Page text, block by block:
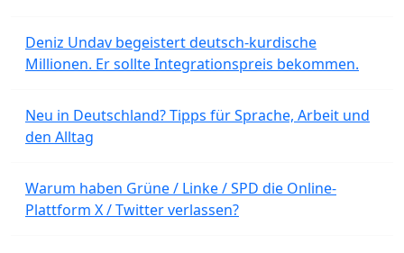
Deniz Undav begeistert deutsch-kurdische
Millionen. Er sollte Integrationspreis bekommen.
Neu in Deutschland? Tipps für Sprache, Arbeit und
den Alltag
Warum haben Grüne / Linke / SPD die Online-
Plattform X / Twitter verlassen?